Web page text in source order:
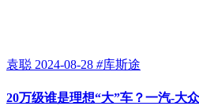
袁聪 2024-08-28 #库斯途
20万级谁是理想“大”车？一汽-大